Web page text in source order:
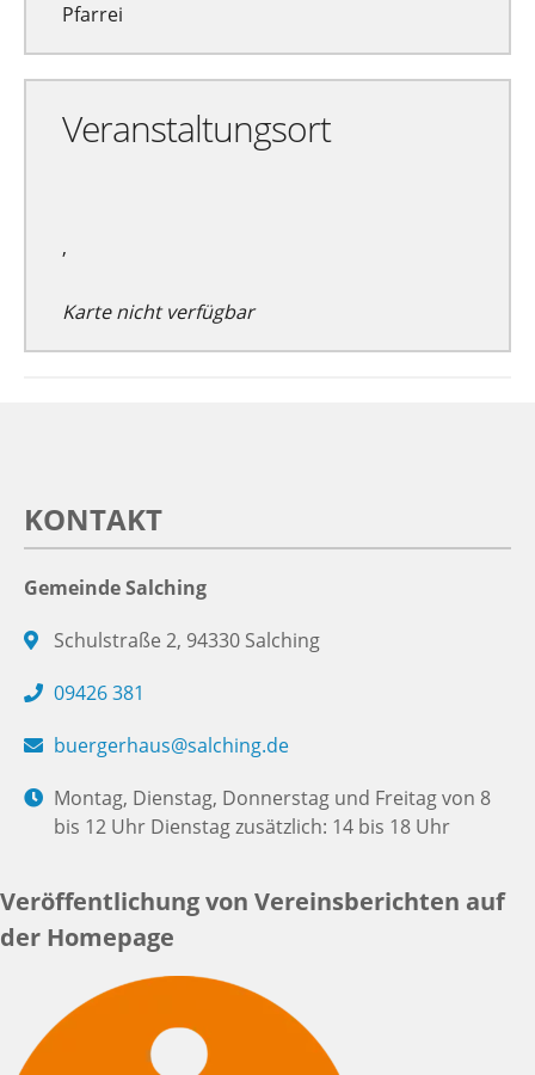
Pfarrei
Veranstaltungsort
,
Karte nicht verfügbar
KONTAKT
Gemeinde Salching
Schulstraße 2, 94330 Salching
09426 381
buergerhaus@salching.de
Montag, Dienstag, Donnerstag und Freitag von 8
bis 12 Uhr Dienstag zusätzlich: 14 bis 18 Uhr
Veröffentlichung von Vereinsberichten auf
der Homepage